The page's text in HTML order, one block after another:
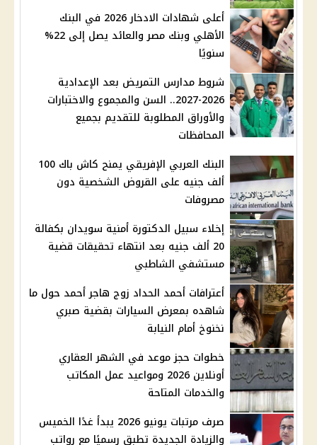
أعلى شهادات الادخار 2026 في البنك
الأهلي وبنك مصر والعائد يصل إلى 22%
سنويًا
شروط مدارس التمريض بعد الإعدادية
2026-2027.. السن والمجموع والاختبارات
والأوراق المطلوبة للتقديم بجميع
المحافظات
البنك العربي الإفريقي يمنح كاش باك 100
ألف جنيه على القروض الشخصية دون
مصروفات
إخلاء سبيل الدكتورة أمنية سويدان بكفالة
20 ألف جنيه بعد انتهاء تحقيقات قضية
مستشفي الشاطبي
أعترافات أحمد الحداد زوج هاجر أحمد حول ما
شاهده بمعرض السيارات بقضية صبري
نخنوخ أمام النيابة
خطوات حجز موعد في الشهر العقاري
أونلاين 2026 ومواعيد عمل المكاتب
والخدمات المتاحة
صرف مرتبات يونيو 2026 يبدأ غدًا الخميس
والزيادة الجديدة تطبق رسميًا مع رواتب